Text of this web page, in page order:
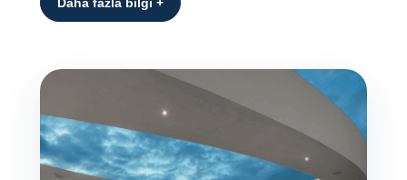
Daha fazla bilgi +